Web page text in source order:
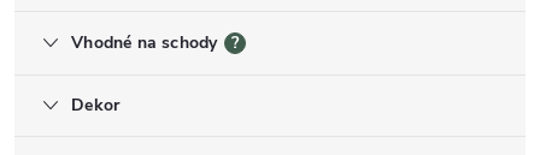
Vhodné na schody ?
Dekor